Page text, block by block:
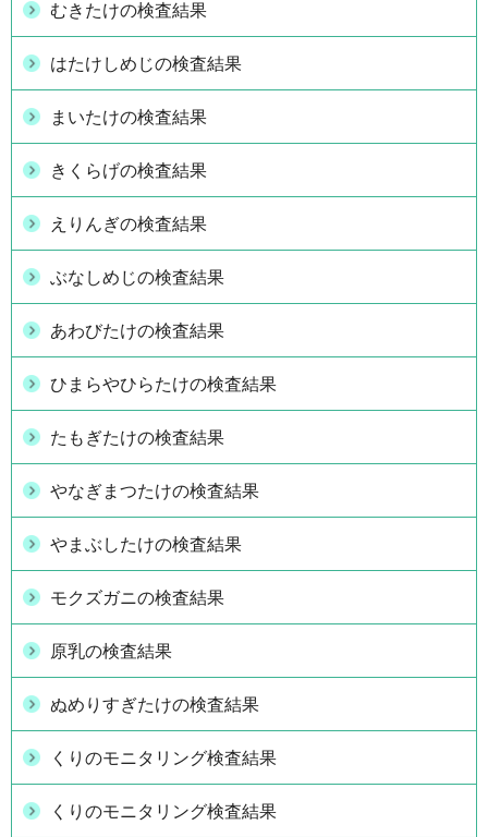
むきたけの検査結果
はたけしめじの検査結果
まいたけの検査結果
きくらげの検査結果
えりんぎの検査結果
ぶなしめじの検査結果
あわびたけの検査結果
ひまらやひらたけの検査結果
たもぎたけの検査結果
やなぎまつたけの検査結果
やまぶしたけの検査結果
モクズガニの検査結果
原乳の検査結果
ぬめりすぎたけの検査結果
くりのモニタリング検査結果
くりのモニタリング検査結果